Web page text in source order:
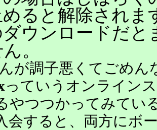
ると解除されま
ウンロードだと
。
が調子悪くてごめん
っていうオンライン
やつつかってみてい
会すると、両方にボ